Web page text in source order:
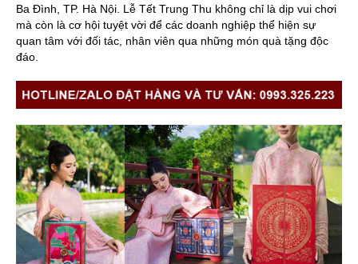
Ba Đình, TP. Hà Nội. Lễ Tết Trung Thu không chỉ là dịp vui chơi
mà còn là cơ hội tuyệt vời để các doanh nghiệp thể hiện sự
quan tâm với đối tác, nhân viên qua những món quà tặng độc
đáo.